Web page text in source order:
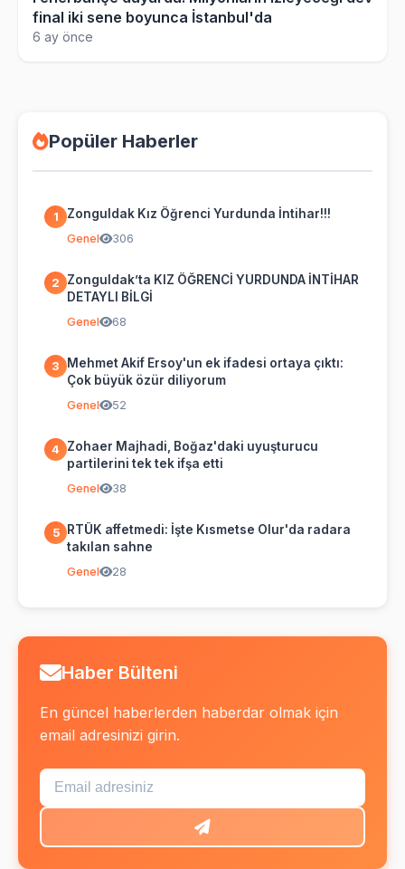
final iki sene boyunca İstanbul'da
6 ay önce
Popüler Haberler
1 Zonguldak Kız Öğrenci Yurdunda İntihar!!!
Genel 306
2
Zonguldak’ta KIZ ÖĞRENCİ YURDUNDA İNTİHAR
DETAYLI BİLGİ
Genel 68
3
Mehmet Akif Ersoy'un ek ifadesi ortaya çıktı:
Çok büyük özür diliyorum
Genel 52
4
Zohaer Majhadi, Boğaz'daki uyuşturucu
partilerini tek tek ifşa etti
Genel 38
5
RTÜK affetmedi: İşte Kısmetse Olur'da radara
takılan sahne
Genel 28
Haber Bülteni
En güncel haberlerden haberdar olmak için
email adresinizi girin.